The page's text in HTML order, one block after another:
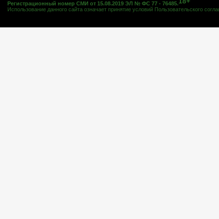
Регистрационный номер СМИ от 15.08.2019 ЭЛ № ФС 77 - 76485.
Использование данного сайта означает принятие условий Пользовательского